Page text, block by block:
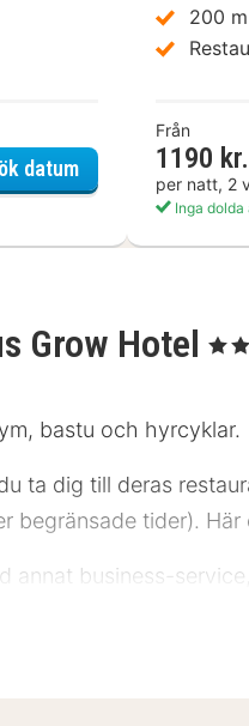
datum2Home Hotel
200
Från
1190 kr.
per natt, 2
Inga dolda
Grow Hotel , 4
bastu och hyrcyklar.
ta dig till deras
begränsade tider).
annat business-